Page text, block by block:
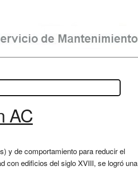
AC
y de comportamiento para reducir el
con edificios del siglo XVIII, se logró una